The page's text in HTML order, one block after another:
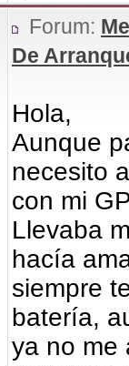
Forum:
De
Hola,
Aunque
necesito
con mi
Llevaba
hacía
siempre
batería,
ya no me